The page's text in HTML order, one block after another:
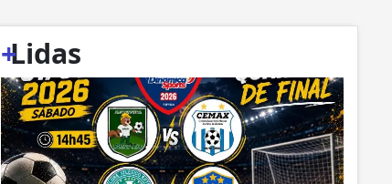
+
Lidas